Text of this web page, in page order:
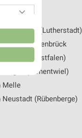
(Lutherstadt)
Wiedenbrück
Gronau (Westfalen)
Singen (Hohentwiel)
Melle
Neustadt (Rübenberge)